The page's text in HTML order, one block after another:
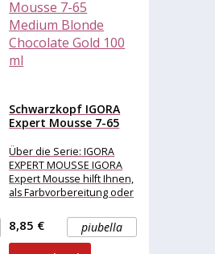
Schwarzkopf IGORA
Expert Mousse 7-65
Über die Serie: IGORA
EXPERT MOUSSE IGORA
Expert Mousse hilft Ihnen,
als Farbvorbereitung oder
zusätzlichen Schritt zu
gehen.
piubella
8,85 €